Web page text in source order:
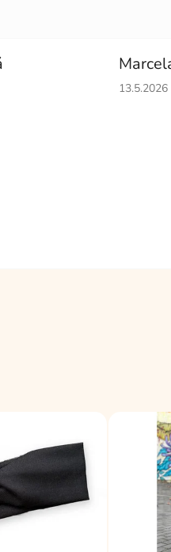
je 5 z 5 hvězdiček. 13.5.2026